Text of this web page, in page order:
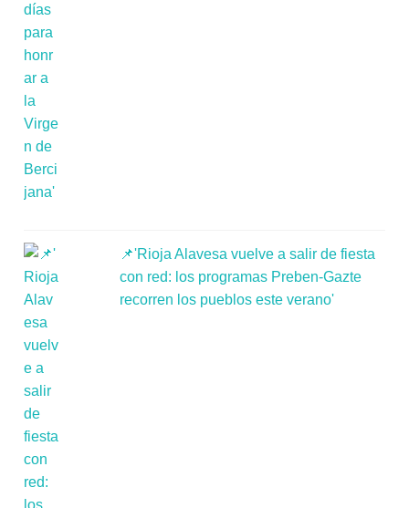
📌'Rioja Alavesa vuelve a salir de fiesta
con red: los programas Preben-Gazte
recorren los pueblos este verano'